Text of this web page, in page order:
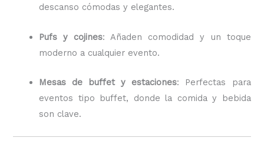
descanso cómodas y elegantes.
Pufs y cojines: Añaden comodidad y un toque
moderno a cualquier evento.
Mesas de buffet y estaciones: Perfectas para
eventos tipo buffet, donde la comida y bebida
son clave.